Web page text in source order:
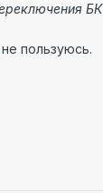
БК
пользуюсь.